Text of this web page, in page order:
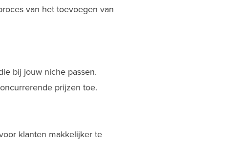
van het toevoegen van
bij jouw niche passen.
prijzen toe.
klanten makkelijker te